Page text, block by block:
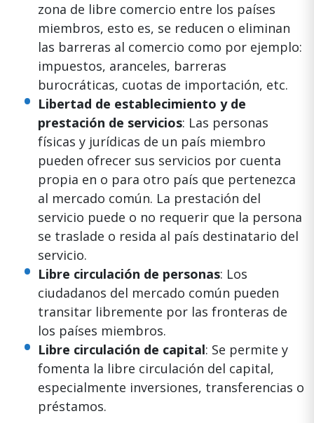
zona de libre comercio entre los países
miembros, esto es, se reducen o eliminan
las barreras al comercio como por ejemplo:
impuestos, aranceles, barreras
burocráticas, cuotas de importación, etc.
Libertad de establecimiento y de
prestación de servicios: Las personas
físicas y jurídicas de un país miembro
pueden ofrecer sus servicios por cuenta
propia en o para otro país que pertenezca
al mercado común. La prestación del
servicio puede o no requerir que la persona
se traslade o resida al país destinatario del
servicio.
Libre circulación de personas: Los
ciudadanos del mercado común pueden
transitar libremente por las fronteras de
los países miembros.
Libre circulación de capital: Se permite y
fomenta la libre circulación del capital,
especialmente inversiones, transferencias o
préstamos.